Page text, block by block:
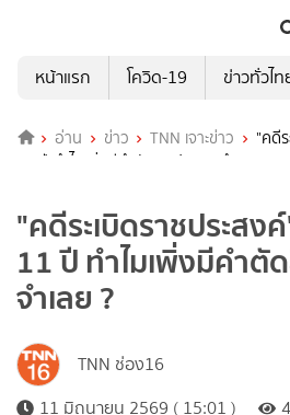
หน้าแรก
โควิด-19 ข่าวทั่วไท
อ่าน ข่าว TNN เจาะข่าว
"คดี
11 ปี ทำไมเพิ่งมีคำตัดสินประหารจำเลย ?
"คดีระเบิดราชประสง
11 ปี ทำไมเพิ่งมีคำตั
จำเลย ?
TNN ช่อง16
11 มิถุนายน 2569 ( 15:01 )